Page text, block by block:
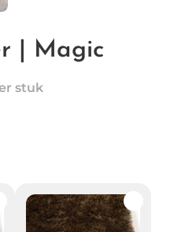
| Magic